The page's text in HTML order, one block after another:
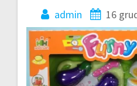
admin 16